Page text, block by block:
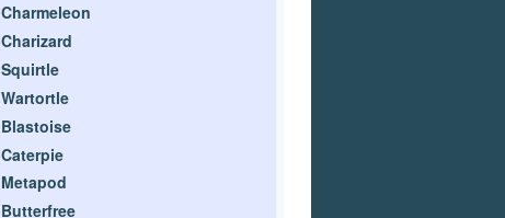
Charmeleon
Charizard
Squirtle
Wartortle
Blastoise
Caterpie
Metapod
Butterfree